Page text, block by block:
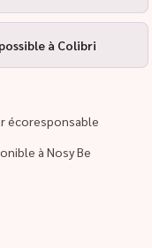
à Colibri
écoresponsable
à Nosy Be